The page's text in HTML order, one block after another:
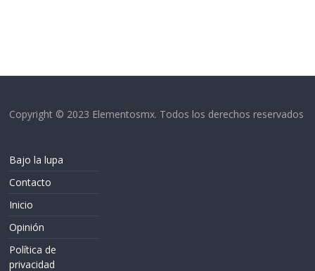
Copyright © 2023 Elementosmx. Todos los derechos reservados
Bajo la lupa
Contacto
Inicio
Opinión
Política de
privacidad